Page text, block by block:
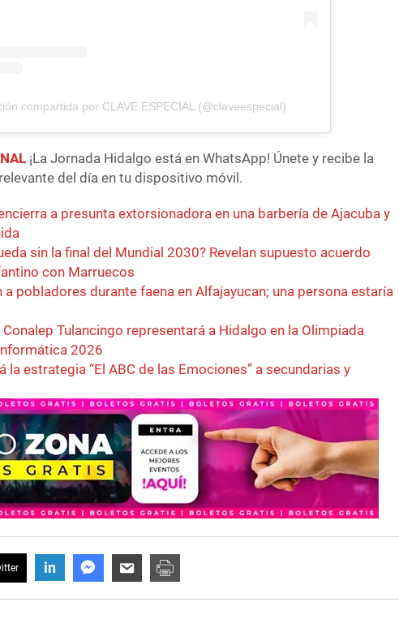
compartida por CLAVE ESPECIAL (@claveespecial)
¡La Jornada Hidalgo está en WhatsApp! Únete y recibe la
del día en tu dispositivo móvil.
a presunta extorsionadora en una barbería de Ajacuba y
sin la final del Mundial 2030? Revelan supuesto acuerdo
con Marruecos
a pobladores durante faena en Alfajayucan; una persona estaría
Tulancingo representará a Hidalgo en la Olimpiada
2026
la estrategia “El ABC de las Emociones” a secundarias y
in